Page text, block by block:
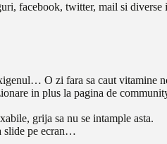
facebook, twitter, mail si diverse
O zi fara sa caut vitamine
in plus la pagina de
grija sa nu se intample asta.
slide pe ecran…